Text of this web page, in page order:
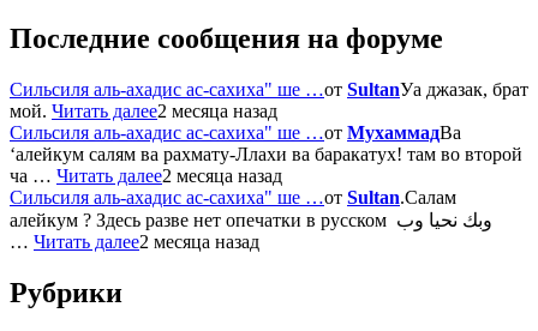
Последние сообщения на форуме
Сильсиля аль-ахадис ас-сахиха" ше …от SultanУа джазак, брат
мой. Читать далее2 месяца назад
Сильсиля аль-ахадис ас-сахиха" ше …от МухаммадВа
‘алейкум салям ва рахмату-Ллахи ва баракатух! там во второй
ча … Читать далее2 месяца назад
Сильсиля аль-ахадис ас-сахиха" ше …от Sultan.Салам
алейкум ? Здесь разве нет опечатки в русском وبك نحيا وب
… Читать далее2 месяца назад
Рубрики